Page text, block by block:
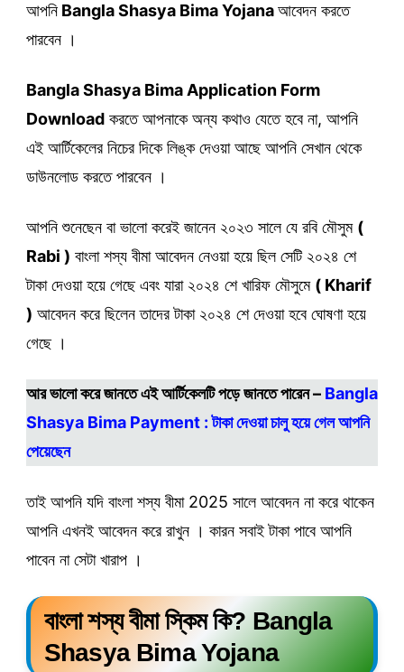
আপনি Bangla Shasya Bima Yojanaআবেদন করতে
পারবেন ।
Bangla Shasya Bima Application Form
Download করতে আপনাকে অন্য কথাও যেতে হবে না, আপনি
এই আর্টিকেলের নিচের দিকে লিঙ্ক দেওয়া আছে আপনি সেখান থেকে
ডাউনলোড করতে পারবেন ।
আপনি শুনেছেন বা ভালো করেই জানেন ২০২৩ সালে যে রবি মৌসুম (
Rabi ) বাংলা শস্য বীমা আবেদন নেওয়া হয়ে ছিল সেটি ২০২৪ শে
টাকা দেওয়া হয়ে গেছে এবং যারা ২০২৪ শে খারিফ মৌসুমে ( Kharif
) আবেদন করে ছিলেন তাদের টাকা ২০২৪ শে দেওয়া হবে ঘোষণা হয়ে
গেছে ।
আর ভালো করে জানতে এই আর্টিকেলটি পড়ে জানতে পারেন – Bangla
Shasya Bima Payment : টাকা দেওয়া চালু হয়ে গেল আপনি
পেয়েছেন
তাই আপনি যদি বাংলা শস্য বীমা 2025 সালে আবেদন না করে থাকেন
আপনি এখনই আবেদন করে রাখুন । কারন সবাই টাকা পাবে আপনি
পাবেন না সেটা খারাপ ।
বাংলা শস্য বীমা স্কিম কি? Bangla
Shasya Bima Yojana